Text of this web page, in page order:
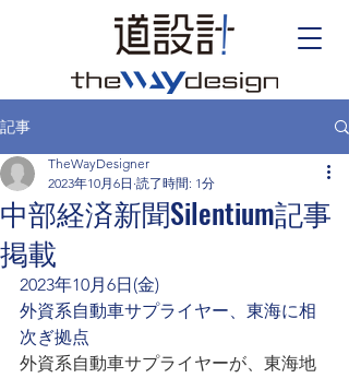
記事
中部経済新聞Silentium記事
掲載
TheWayDesigner
2023年10月6日 読了時間: 1分
2023年10月6日(金)
外資系自動車サプライヤー、東海に相
次ぎ拠点
外資系自動車サプライヤーが、東海地